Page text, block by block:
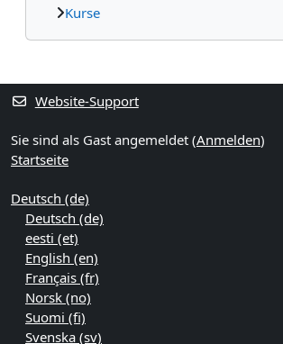
Kurse
Ergänzungsblöcke
Website-Support
Sie sind als Gast angemeldet (Anmelden)
Startseite
Deutsch ‎(de)‎
Deutsch ‎(de)‎
eesti ‎(et)‎
English ‎(en)‎
Français ‎(fr)‎
Norsk ‎(no)‎
Suomi ‎(fi)‎
Svenska ‎(sv)‎